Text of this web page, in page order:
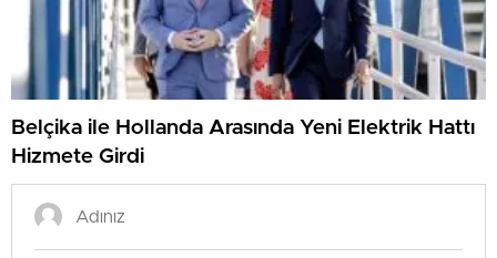
Belçika ile Hollanda Arasında Yeni Elektrik Hattı
Hizmete Girdi